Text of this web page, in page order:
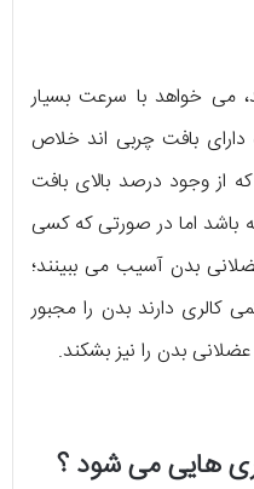
می خواهد با سرعت بسیار
بافت چربی اند خلاص
از وجود درصد بالای بافت
اما در صورتی که کسی
بدن آسیب می ببینند؛
کالری دارند بدن را مجبور
بدن را نیز بشکند.
هایی می شود ؟